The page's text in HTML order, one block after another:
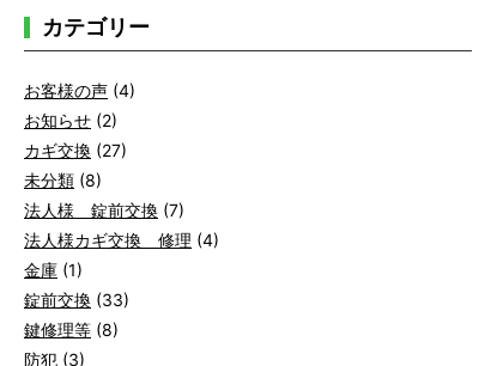
カテゴリー
お客様の声 (4)
お知らせ (2)
カギ交換 (27)
未分類 (8)
法人様 錠前交換 (7)
法人様カギ交換 修理 (4)
金庫 (1)
錠前交換 (33)
鍵修理等 (8)
防犯 (3)